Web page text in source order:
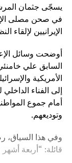
يسجّى جثمان
في صحن مصلى
الإيرانيين لإلقاء
أوضحت وسائل
السابق علي
الأمريكية
إلى الفناء
أمام جموع
وتوديعهم.
وفي هذا السياق،
قائلة: “أربعة